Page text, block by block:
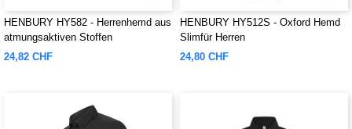
HENBURY HY582 - Herrenhemd aus
atmungsaktiven Stoffen
24,82 CHF
HENBURY HY512S - Oxford Hemd
Slimfür Herren
24,80 CHF